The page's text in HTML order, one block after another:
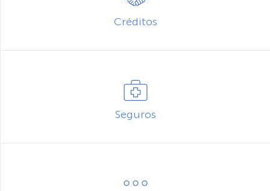
Créditos
Seguros